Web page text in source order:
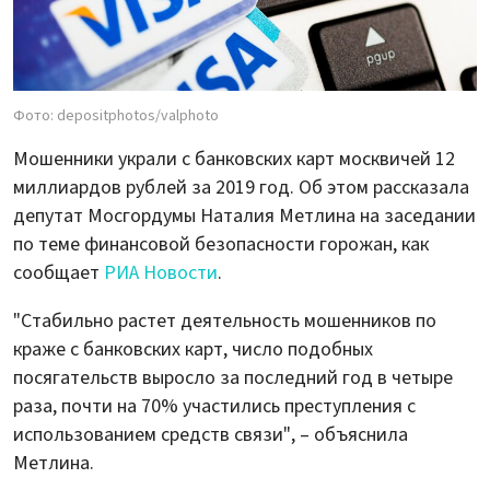
Фото: depositphotos/valphoto
Мошенники украли с банковских карт москвичей 12
миллиардов рублей за 2019 год. Об этом рассказала
депутат Мосгордумы Наталия Метлина на заседании
по теме финансовой безопасности горожан, как
сообщает РИА Новости.
"Стабильно растет деятельность мошенников по
краже с банковских карт, число подобных
посягательств выросло за последний год в четыре
раза, почти на 70% участились преступления с
использованием средств связи", – объяснила
Метлина.